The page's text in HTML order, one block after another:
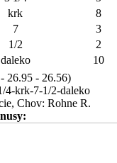
krk
8
7
3
1/2
2
daleko
10
26.95 - 26.56)
4-krk-7-1/2-daleko
Chov: Rohne R.